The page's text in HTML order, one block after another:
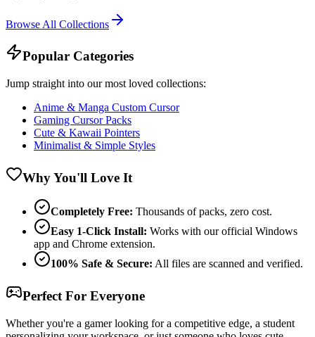
Browse All Collections
Popular Categories
Jump straight into our most loved collections:
Anime & Manga Custom Cursor
Gaming Cursor Packs
Cute & Kawaii Pointers
Minimalist & Simple Styles
Why You'll Love It
Completely Free: Thousands of packs, zero cost.
Easy 1-Click Install: Works with our official Windows
app and Chrome extension.
100% Safe & Secure: All files are scanned and verified.
Perfect For Everyone
Whether you're a gamer looking for a competitive edge, a student